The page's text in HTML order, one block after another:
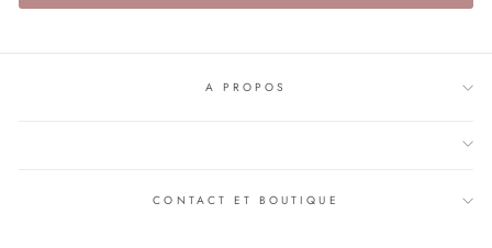
A PROPOS
CONTACT ET BOUTIQUE